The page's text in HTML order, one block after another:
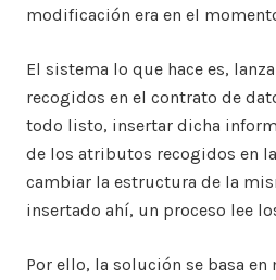
modificación era en el
El sistema lo que hace es,
recogidos en el contrato de
todo listo, insertar dicha
de los atributos recogidos en
cambiar la estructura de la
insertado ahí, un proceso lee
Por ello, la solución se basa